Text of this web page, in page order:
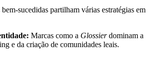
sucedidas partilham várias estratégias em
Marcas como a Glossierdominam a
e da criação de comunidades leais.